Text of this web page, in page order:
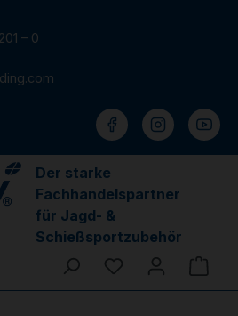
– 0
Der starke
Fachhandelspartner
für Jagd- &
Schießsportzubehör
Du hast 0